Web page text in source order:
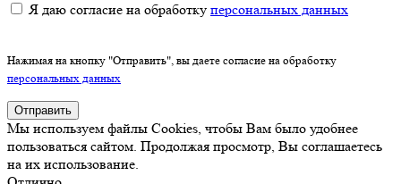
Я даю согласие на обработку персональных данных
Нажимая на кнопку "Отправить", вы даете согласие на обработку
персональных данных
Отправить
Мы используем файлы Cookies, чтобы Вам было удобнее
пользоваться сайтом. Продолжая просмотр, Вы соглашаетесь
на их использование.